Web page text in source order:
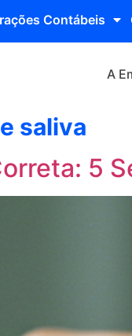
Contábeis
A
saliva
5